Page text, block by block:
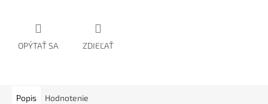
OPÝTAŤ SA ZDIEĽAŤ
Popis Hodnotenie